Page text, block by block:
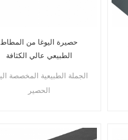
حصيرة اليوغا من المطاط
الطبيعي عالي الكثافة
الجملة الطبيعية المخصصة
الحصير